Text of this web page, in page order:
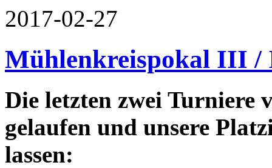
2017-02-27
Mühlenkreispokal III /
Die letzten zwei Turniere
gelaufen und unsere
lassen: